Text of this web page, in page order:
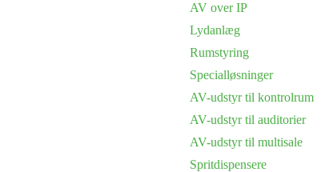
AV over IP
Lydanlæg
Rumstyring
Specialløsninger
AV-udstyr til kontrolrum
AV-udstyr til auditorier
AV-udstyr til multisale
Spritdispensere